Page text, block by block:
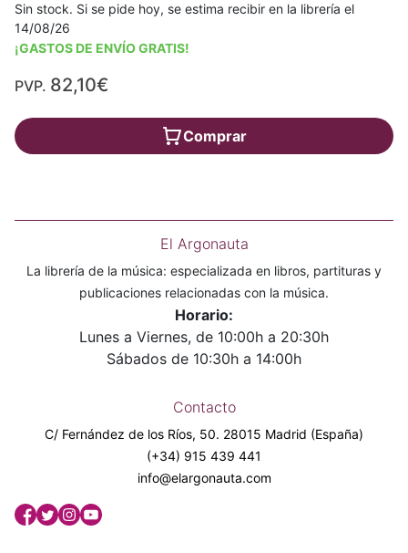
Sin stock. Si se pide hoy, se estima recibir en la librería el
14/08/26
¡GASTOS DE ENVÍO GRATIS!
PVP. 82,10€
Comprar
El Argonauta
La librería de la música: especializada en libros, partituras y
publicaciones relacionadas con la música.
Horario:
Lunes a Viernes, de 10:00h a 20:30h
Sábados de 10:30h a 14:00h
Contacto
C/ Fernández de los Ríos, 50. 28015 Madrid (España)
(+34) 915 439 441
info@elargonauta.com